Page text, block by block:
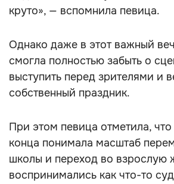
круто», — вспомнила певица.
Однако даже в этот важный
смогла полностью забыть о
выступить перед зрителями и
собственный праздник.
При этом певица отметила,
конца понимала масштаб
школы и переход во взрослую
воспринимались как что-то